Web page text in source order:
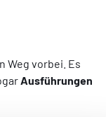
Weg vorbei. Es
Ausführungen